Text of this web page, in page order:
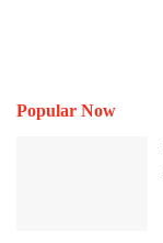
Popular Now